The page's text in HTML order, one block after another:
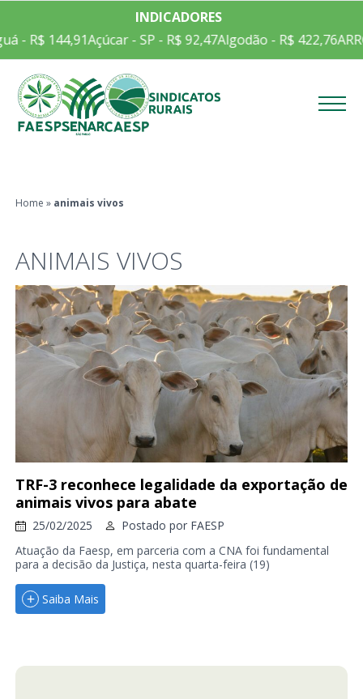
INDICADORES
- R$ 144,91Açúcar - SP - R$ 92,47Algodão - R$ 422,76
Home » animais vivos
ANIMAIS VIVOS
TRF-3 reconhece legalidade da exportação de
animais vivos para abate
25/02/2025 Postado por FAESP
Atuação da Faesp, em parceria com a CNA foi fundamental
para a decisão da Justiça, nesta quarta-feira (19)
Saiba Mais